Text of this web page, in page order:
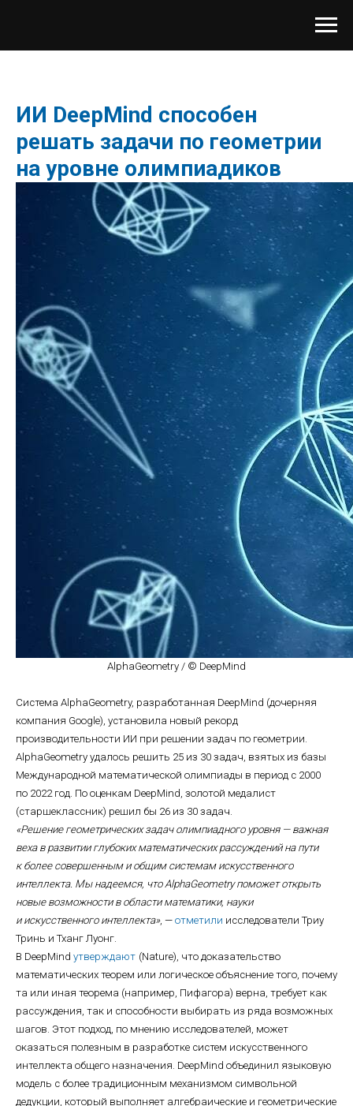
ИИ DeepMind способен
решать задачи по геометрии
на уровне олимпиадиков
AlphaGeometry / © DeepMind
Система AlphaGeometry, разработанная DeepMind (дочерняя
компания Google), установила новый рекорд
производительности ИИ при решении задач по геометрии.
AlphaGeometry удалось решить 25 из 30 задач, взятых из базы
Международной математической олимпиады в период с 2000
по 2022 год. По оценкам DeepMind, золотой медалист
(старшеклассник) решил бы 26 из 30 задач.
«Решение геометрических задач олимпиадного уровня — важная
веха в развитии глубоких математических рассуждений на пути
к более совершенным и общим системам искусственного
интеллекта. Мы надеемся, что AlphaGeometry поможет открыть
новые возможности в области математики, науки
и искусственного интеллекта», — отметили исследователи Триу
Тринь и Тханг Луонг.
В DeepMind утверждают (Nature), что доказательство
математических теорем или логическое объяснение того, почему
та или иная теорема (например, Пифагора) верна, требует как
рассуждения, так и способности выбирать из ряда возможных
шагов. Этот подход, по мнению исследователей, может
оказаться полезным в разработке систем искусственного
интеллекта общего назначения. DeepMind объединил языковую
модель с более традиционным механизмом символьной
дедукции, который выполняет алгебраические и геометрические